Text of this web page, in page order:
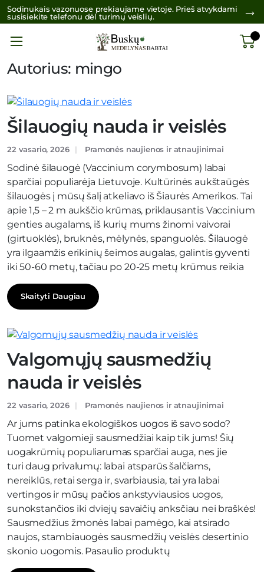
Sodinukais vazonuose prekiaujame vietoje. Prieš atvykdami
susisiekite telefonu dėl turimų veislių.
Autorius: mingo
Šilauogių nauda ir veislės
22 vasario, 2026 Pramonės naujienos ir atnaujinimai
Sodinė šilauogė (Vaccinium corymbosum) labai
sparčiai populiarėja Lietuvoje. Kultūrinės aukštaūgės
šilauogės į mūsų šalį atkeliavo iš Šiaurės Amerikos. Tai
apie 1,5 – 2 m aukščio krūmas, priklausantis Vaccinium
genties augalams, iš kurių mums žinomi vaivorai
(girtuoklės), bruknės, mėlynės, spanguolės. Šilauogė
yra ilgaamžis erikinių šeimos augalas, galintis gyventi
iki 50-60 metų, tačiau po 20-25 metų krūmus reikia
Skaityti Daugiau
Valgomųjų sausmedžių
nauda ir veislės
22 vasario, 2026 Pramonės naujienos ir atnaujinimai
Ar jums patinka ekologiškos uogos iš savo sodo?
Tuomet valgomieji sausmedžiai kaip tik jums! Šių
uogakrūmių populiarumas sparčiai auga, nes jie
turi daug privalumų: labai atsparūs šalčiams,
nereiklūs, retai serga ir, svarbiausia, tai yra labai
vertingos ir mūsų pačios ankstyviausios uogos,
sunokstančios iki dviejų savaičių anksčiau nei braškės!
Sausmedžius žmonės labai pamėgo, kai atsirado
naujos, stambiauogės sausmedžių veislės desertinio
skonio uogomis. Pasaulio produktų